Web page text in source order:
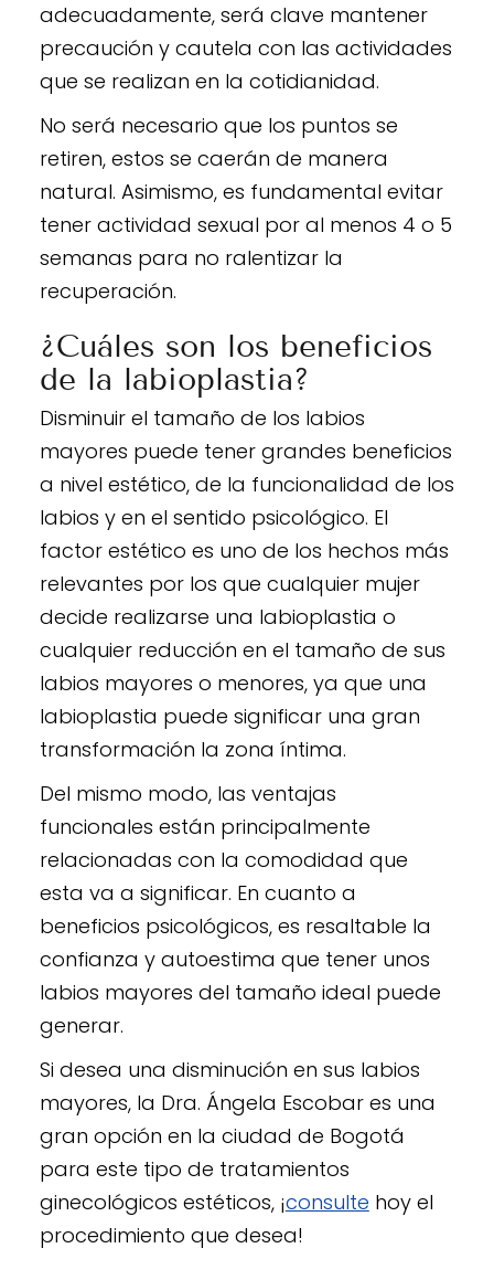
adecuadamente, será clave mantener
precaución y cautela con las actividades
que se realizan en la cotidianidad.
No será necesario que los puntos se
retiren, estos se caerán de manera
natural. Asimismo, es fundamental evitar
tener actividad sexual por al menos 4 o 5
semanas para no ralentizar la
recuperación.
¿Cuáles son los beneficios
de la labioplastia?
Disminuir el tamaño de los labios
mayores puede tener grandes beneficios
a nivel estético, de la funcionalidad de los
labios y en el sentido psicológico. El
factor estético es uno de los hechos más
relevantes por los que cualquier mujer
decide realizarse una labioplastia o
cualquier reducción en el tamaño de sus
labios mayores o menores, ya que una
labioplastia puede significar una gran
transformación la zona íntima.
Del mismo modo, las ventajas
funcionales están principalmente
relacionadas con la comodidad que
esta va a significar. En cuanto a
beneficios psicológicos, es resaltable la
confianza y autoestima que tener unos
labios mayores del tamaño ideal puede
generar.
Si desea una disminución en sus labios
mayores, la Dra. Ángela Escobar es una
gran opción en la ciudad de Bogotá
para este tipo de tratamientos
ginecológicos estéticos, ¡consulte hoy el
procedimiento que desea!